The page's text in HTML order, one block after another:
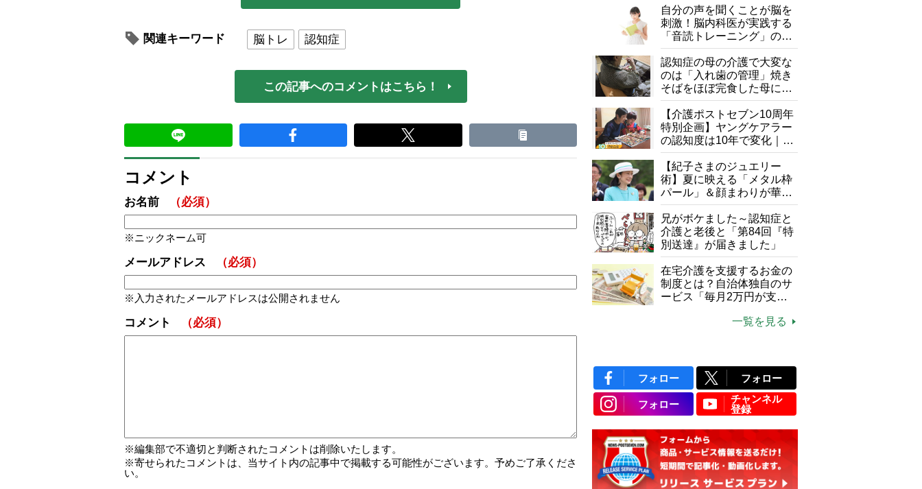
関連キーワード 脳トレ 認知症
この記事へのコメントはこちら！
コメント
お名前 （必須）
ニックネーム可
メールアドレス （必須）
入力されたメールアドレスは公開されません
コメント （必須）
編集部で不適切と判断されたコメントは削除いたします。
寄せられたコメントは、当サイト内の記事中で掲載する可能性がございます。予めご了承くださ
い。
自分の声を聞くことが脳を
刺激！脳内科医が実践する
「音読トレーニング」の極
意
認知症の母の介護で大変な
のは「入れ歯の管理」焼き
そばをほぼ完食した母に息
子が血の気が引いた理由
【介護ポストセブン10周年
特別企画】ヤングケアラー
の認知度は10年で変化｜流
行語大賞にノミネート、法
律にも明記されたが果たし
て現在は？
【紀子さまのジュエリー
術】夏に映える「メタル枠
パール」＆顔まわりが華や
ぐ「揺れる一粒」の使い分
け方
兄がボケました～認知症と
介護と老後と「第84回『特
別送達』が届きました」
在宅介護を支援するお金の
制度とは？自治体独自のサ
ービス「毎月2万円が支給
一覧を見る
フォロー フォロー
フォロー
チャンネル
登録